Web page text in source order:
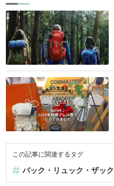
この記事に関連するタグ
バック・リュック・ザック